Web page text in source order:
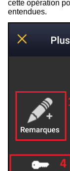
cette opération
entendues.